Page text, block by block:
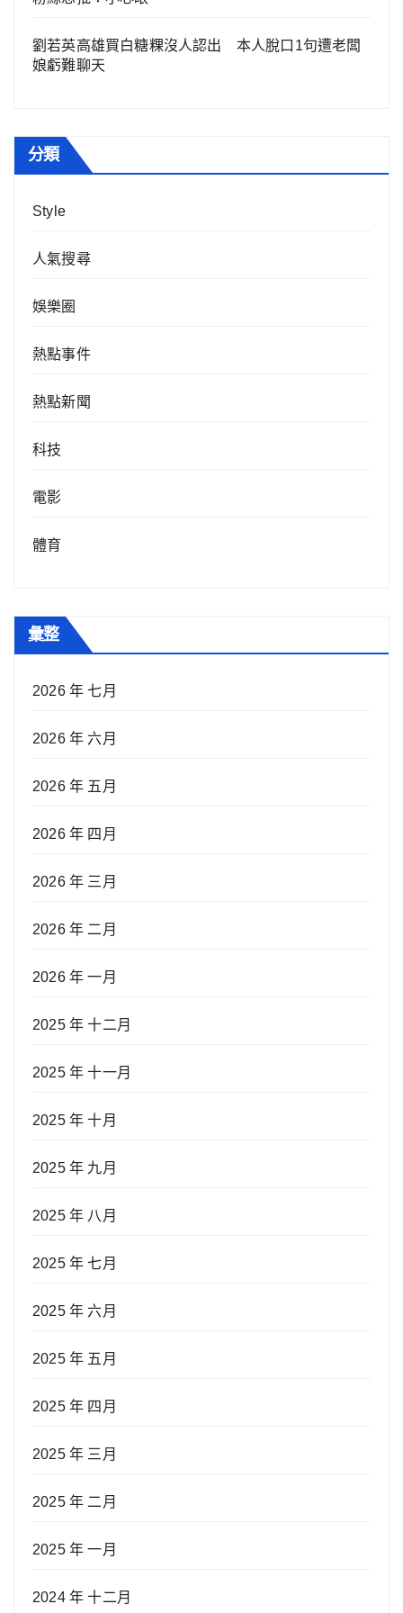
劉若英高雄買白糖粿沒人認出 本人脫口1句遭老闆
娘虧難聊天
分類
Style
人氣搜尋
娛樂圈
熱點事件
熱點新聞
科技
電影
體育
彙整
2026 年 七月
2026 年 六月
2026 年 五月
2026 年 四月
2026 年 三月
2026 年 二月
2026 年 一月
2025 年 十二月
2025 年 十一月
2025 年 十月
2025 年 九月
2025 年 八月
2025 年 七月
2025 年 六月
2025 年 五月
2025 年 四月
2025 年 三月
2025 年 二月
2025 年 一月
2024 年 十二月